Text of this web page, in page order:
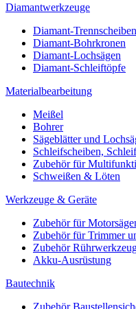
Diamantwerkzeuge
Diamant-Trennscheiben
Diamant-Bohrkronen
Diamant-Lochsägen
Diamant-Schleiftöpfe
Materialbearbeitung
Meißel
Bohrer
Sägeblätter und
Schleifscheiben,
Zubehör für
Schweißen & Löten
Werkzeuge & Geräte
Zubehör für
Zubehör für Trimmer
Zubehör
Akku-Ausrüstung
Bautechnik
Zubehör